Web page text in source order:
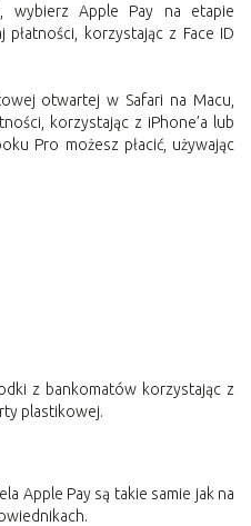
wybierz Apple Pay na etapie
korzystając z Face ID
otwartej w Safari na Macu,
korzystając z iPhone’a lub
Pro możesz płacić, używając
z bankomatów korzystając z
plastikowej.
Apple Pay są takie samie jak na